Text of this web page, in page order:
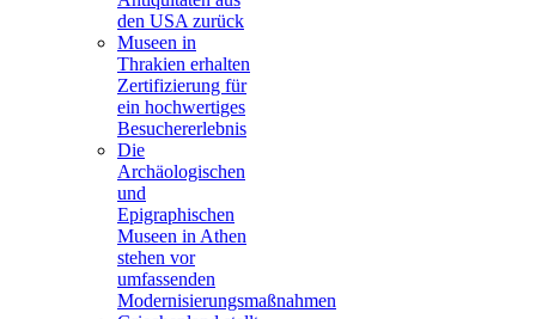
den USA zurück
Museen in
Thrakien erhalten
Zertifizierung für
ein hochwertiges
Besuchererlebnis
Die
Archäologischen
und
Epigraphischen
Museen in Athen
stehen vor
umfassenden
Modernisierungsmaßnahmen